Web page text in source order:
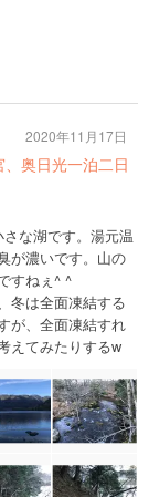
奥日光一泊二日
な湖です。湯元温
が濃いです。山の
すねぇ^ ^
冬は全面凍結する
が、全面凍結すれ
えてみたりするw
2020年11月17日